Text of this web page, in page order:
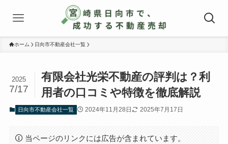
ホーム 日向市不動産会社一覧
有限会社光栄不動産の評判は？利
用者の口コミや特徴を徹底解説
2025
7/17
日向市不動産会社一覧 2024年11月28日 2025年7月17日
当ページのリンクには広告が含まれています。